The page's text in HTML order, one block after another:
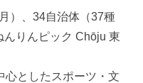
）、34自治体（37種
んりんピック Chōju 東
心としたスポーツ・文